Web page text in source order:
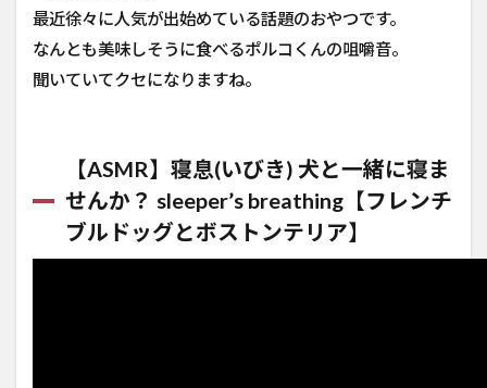
最近徐々に人気が出始めている話題のおやつです。
なんとも美味しそうに食べるポルコくんの咀嚼音。
聞いていてクセになりますね。
【ASMR】寝息(いびき) 犬と一緒に寝ま
せんか？ sleeper’s breathing【フレンチ
ブルドッグとボストンテリア】